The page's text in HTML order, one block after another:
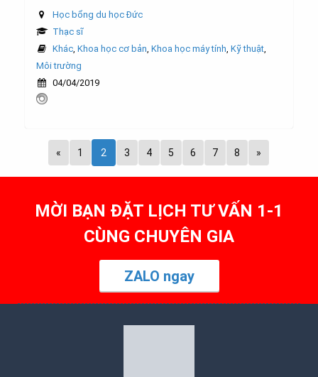
Học bổng du học Đức
Thạc sĩ
Khác, Khoa học cơ bản, Khoa học máy tính, Kỹ thuật,
Môi trường
04/04/2019
« 1 2 3 4 5 6 7 8 »
MỜI BẠN ĐẶT LỊCH TƯ VẤN 1-1
CÙNG CHUYÊN GIA
ZALO ngay